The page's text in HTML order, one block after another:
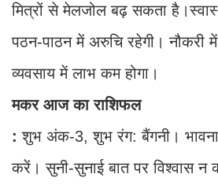
मित्रों से मेलजोल बढ़ सकता
पठन-पाठन में अरुचि रहेगी। नौकरी
व्यवसाय में लाभ कम होगा।
मकर आज का राशिफल
:शुभ अंक-3, शुभ रंग: बैंगनी।
करें। सुनी-सुनाई बात पर विश्वास न